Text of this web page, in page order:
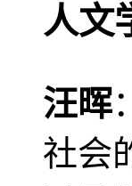
人文
汪晖
社会